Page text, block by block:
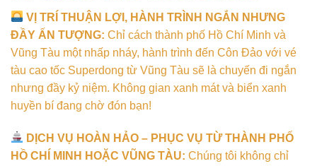
VỊ TRÍ THUẬN LỢI, HÀNH TRÌNH NGẮN NHƯNG
ĐẦY ẤN TƯỢNG: Chỉ cách thành phố Hồ Chí Minh và
Vũng Tàu một nhấp nháy, hành trình đến Côn Đảo với vé
tàu cao tốc Superdong từ Vũng Tàu sẽ là chuyến đi ngắn
nhưng đầy kỷ niệm. Không gian xanh mát và biển xanh
huyền bí đang chờ đón bạn!
DỊCH VỤ HOÀN HẢO – PHỤC VỤ TỪ THÀNH PHỐ
HỒ CHÍ MINH HOẶC VŨNG TÀU: Chúng tôi không chỉ